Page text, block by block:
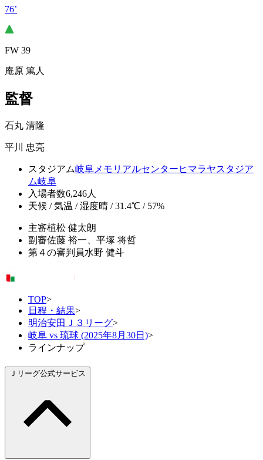
76’
FW 39
庵原 篤人
監督
石丸 清隆
平川 忠亮
スタジアム岐阜メモリアルセンターヒマラヤスタジア
ム岐阜
入場者数6,246人
天候 / 気温 / 湿度晴 / 31.4℃ / 57%
主審植松 健太朗
副審佐藤 裕一、平塚 将哲
第４の審判員水野 健斗
TOP>
日程・結果>
明治安田Ｊ３リーグ>
岐阜 vs 琉球 (2025年8月30日)>
ラインナップ
Ｊリーグ公式サービス